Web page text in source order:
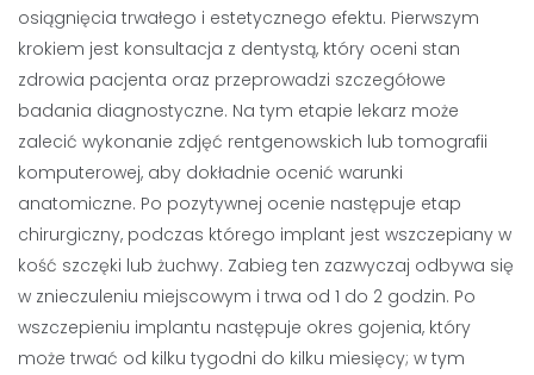
osiągnięcia trwałego i estetycznego efektu. Pierwszym
krokiem jest konsultacja z dentystą, który oceni stan
zdrowia pacjenta oraz przeprowadzi szczegółowe
badania diagnostyczne. Na tym etapie lekarz może
zalecić wykonanie zdjęć rentgenowskich lub tomografii
komputerowej, aby dokładnie ocenić warunki
anatomiczne. Po pozytywnej ocenie następuje etap
chirurgiczny, podczas którego implant jest wszczepiany w
kość szczęki lub żuchwy. Zabieg ten zazwyczaj odbywa się
w znieczuleniu miejscowym i trwa od 1 do 2 godzin. Po
wszczepieniu implantu następuje okres gojenia, który
może trwać od kilku tygodni do kilku miesięcy; w tym